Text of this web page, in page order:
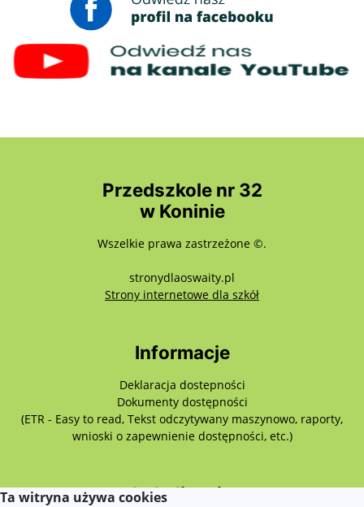
Przedszkole nr 32
w Koninie
Wszelkie prawa zastrzeżone ©.
stronydlaoswaity.pl
Strony internetowe dla szkółotwiera się w
Informacje
Deklaracja dostepności
Dokumenty dostępności
(ETR - Easy to read, Tekst odczytywany maszynowo, raporty,
wnioski o zapewnienie dostępności, etc.)
Lokalizacja
Ta witryna używa cookies